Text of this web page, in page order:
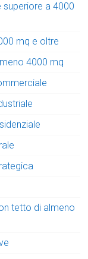
a 4000
mq e oltre
4000 mq
tetto di almeno